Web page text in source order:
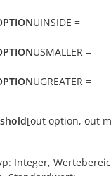
UINSIDE =
USMALLER =
UGREATER =
[out option, out
Integer,